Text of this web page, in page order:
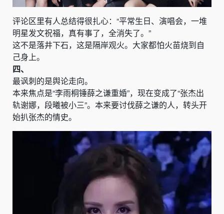
评论区里有人总结得很扎心：“平常生日、演唱会，一堆
明星发文祝福，真有事了，全消失了。”
这不是落井下石，这是隔岸观火。大家都怕火苗烧到自
己身上。
四、
最讽刺的是舆论走向。
本来焦点是“李雨桐锤薛之谦重婚”，现在变成了“张杰出
轨谢娜，段曦被小三”。本来要讨伐薛之谦的人，转头开
始扒张杰的情史。